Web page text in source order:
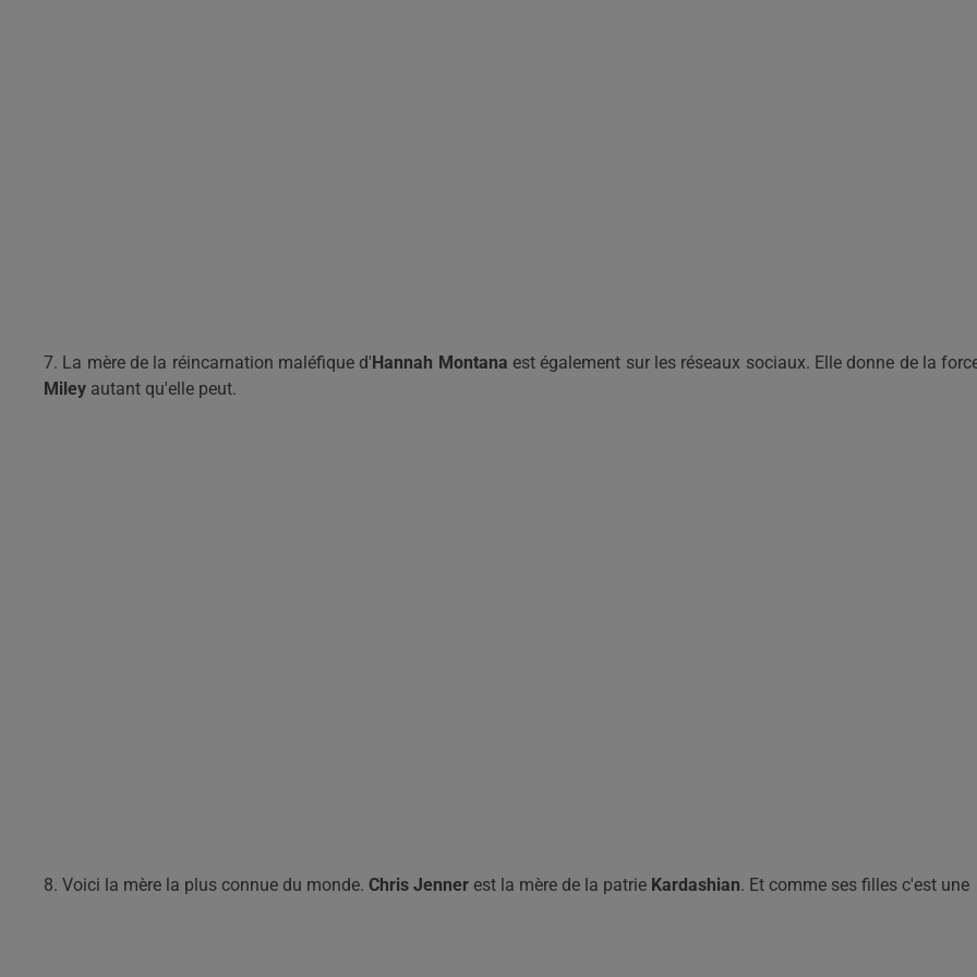
7. La mère de la réincarnation maléfique d'Hannah Montana est également sur les réseaux sociaux. Elle donne de la
Miley autant qu'elle peut.
8. Voici la mère la plus connue du monde. Chris Jenner est la mère de la patrie Kardashian. Et comme ses filles c'est une